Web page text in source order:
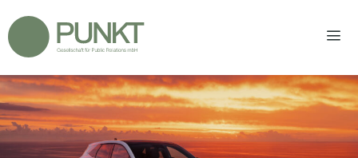
Inhalt
springen